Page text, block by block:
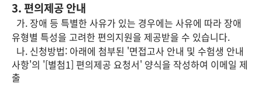
3. 편의제공 안내
가. 장애 등 특별한 사유가 있는 경우에는 사유에 따라 장애
유형별 특성을 고려한 편의지원을 제공받을 수 있습니다.
나. 신청방법: 아래에 첨부된 '면접고사 안내 및 수험생 안내
사항'의 '[별첨1] 편의제공 요청서' 양식을 작성하여 이메일 제
출